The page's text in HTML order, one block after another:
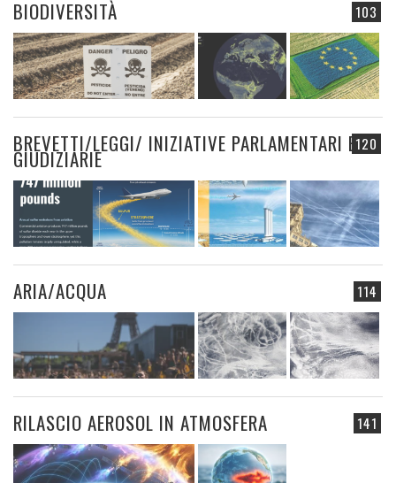
103
BIODIVERSITÀ
120
BREVETTI/LEGGI/ INIZIATIVE PARLAMENTARI E
GIUDIZIARIE
114
ARIA/ACQUA
141
RILASCIO AEROSOL IN ATMOSFERA